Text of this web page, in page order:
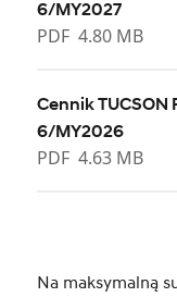
6/MY2027
PDF 4.80 MB
Cennik
6/MY2026
PDF 4.63 MB
Na maksymalną